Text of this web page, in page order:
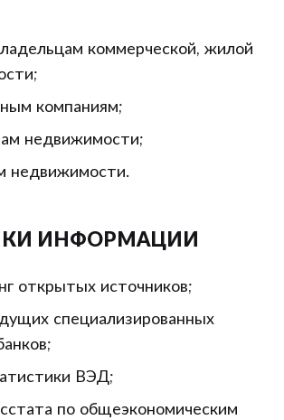
коммерческой, жилой
компаниям;
недвижимости;
недвижимости.
ИНФОРМАЦИИ
открытых источников;
специализированных
ВЭД;
по общеэкономическим